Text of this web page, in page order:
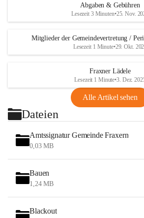
Abgaben & Gebühren
Lesezeit 3 Minuten•25. Nov.
Mitglieder der Gemeindevertretung /
Lesezeit 1 Minute•29. Okt.
Fraxner Lädele
Lesezeit 1 Minute•3. Dez.
Alle Artikel sehen
Dateien
Amtssignatur Gemeinde Fraxern
0,03 MB
Bauen
1,24 MB
Blackout